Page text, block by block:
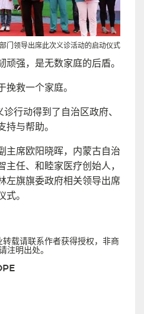
门领导出席此次义诊活动的启动仪式
强，是无数家庭的后盾。
救一个家庭。
行动得到了自治区政府、
持与帮助。
主席欧阳晓晖，内蒙古自治
主任、和睦家医疗创始人，
左旗旗委政府相关领导出席
。
载请联系作者获得授权，非商
注明出处。